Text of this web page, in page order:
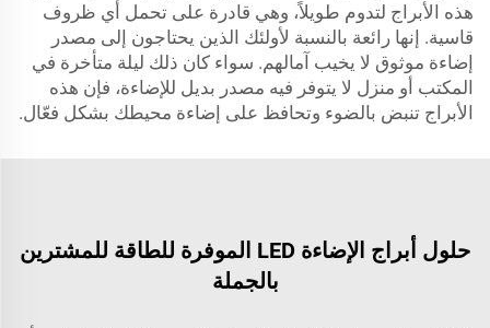
هذه الأبراج لتدوم طويلاً، وهي قادرة على تحمل أي ظروف
قاسية. إنها رائعة بالنسبة لأولئك الذين يحتاجون إلى مصدر
إضاءة موثوق لا يخيب آمالهم. سواء كان ذلك ليلة متأخرة في
المكتب أو منزل لا يتوفر فيه مصدر بديل للإضاءة، فإن هذه
الأبراج تنبض بالضوء وتحافظ على إضاءة محيطك بشكل فعّال.
حلول أبراج الإضاءة LED الموفرة للطاقة للمشترين
بالجملة